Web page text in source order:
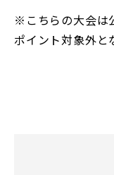
※こちらの大会は
ポイント対象外と